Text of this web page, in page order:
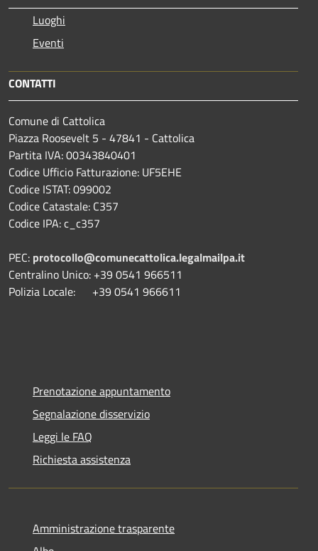
Luoghi
Eventi
CONTATTI
Comune di Cattolica
Piazza Roosevelt 5 - 47841 - Cattolica
Partita IVA: 00343840401
Codice Ufficio Fatturazione: UF5EHE
Codice ISTAT: 099002
Codice Catastale: C357
Codice IPA: c_c357
PEC: protocollo@comunecattolica.legalmailpa.it
Centralino Unico: +39 0541 966511
Polizia Locale: +39 0541 966611
Prenotazione appuntamento
Segnalazione disservizio
Leggi le FAQ
Richiesta assistenza
Amministrazione trasparente